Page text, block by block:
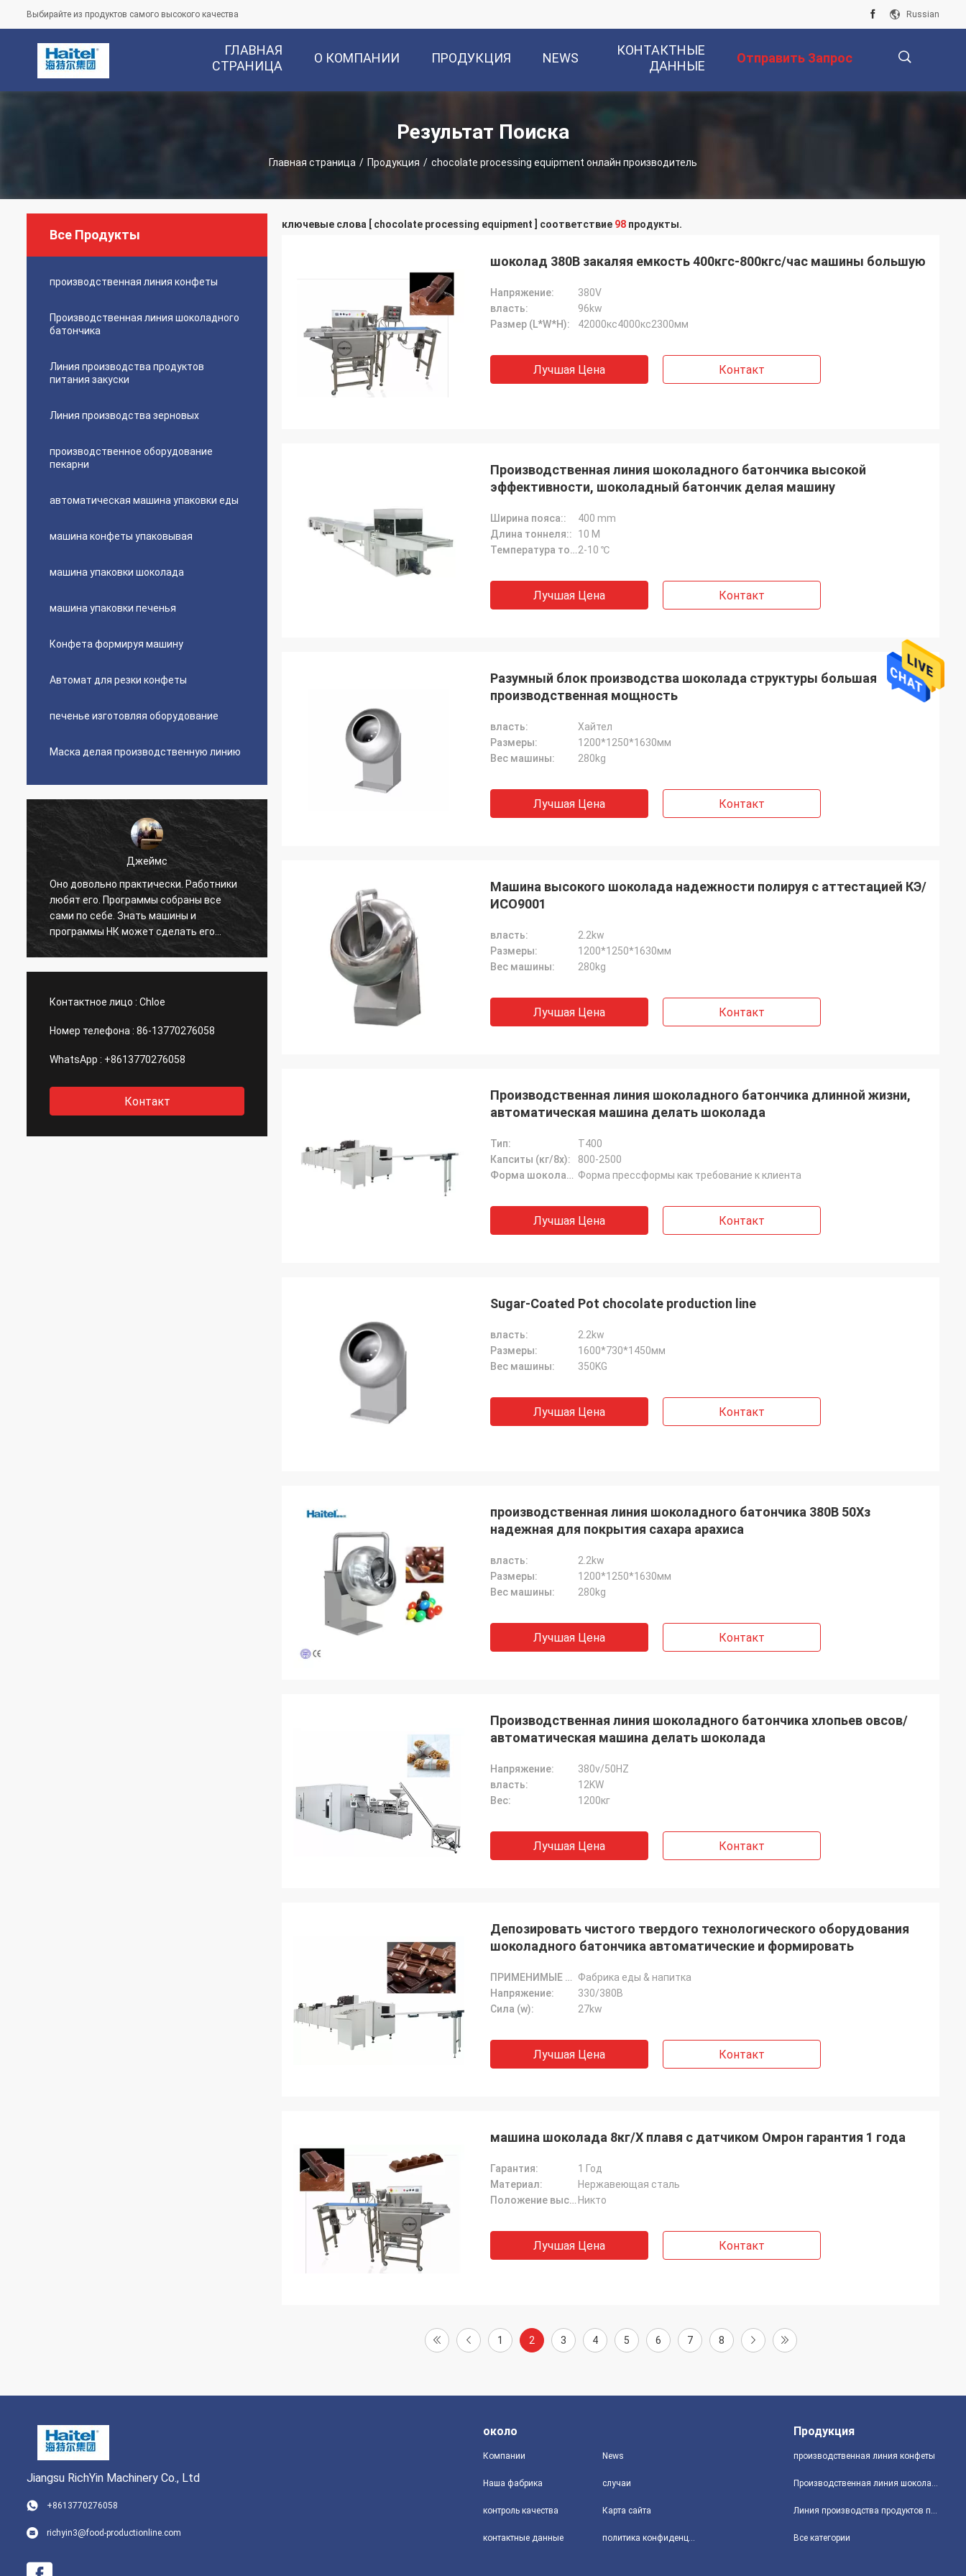
Выбирайте из продуктов самого высокого качества Russian
ГЛАВНАЯ
СТРАНИЦА
О КОМПАНИИ ПРОДУКЦИЯ NEWS
КОНТАКТНЫЕ
ДАННЫЕ
Отправить Запрос
Результат Поиска
Главная страница / Продукция / chocolate processing equipment онлайн производитель
Все Продукты
производственная линия конфеты
Производственная линия шоколадного
батончика
Линия производства продуктов
питания закуски
Линия производства зерновых
производственное оборудование
пекарни
автоматическая машина упаковки еды
машина конфеты упаковывая
машина упаковки шоколада
машина упаковки печенья
Конфета формируя машину
Автомат для резки конфеты
печенье изготовляя оборудование
Маска делая производственную линию
Джеймс
Оно довольно практически. Работники
любят его. Программы собраны все
сами по себе. Знать машины и
программы НК может сделать его
станцевать. Я не удобен со всеми
реальный, снабжение также очень
быстро, выбирает много машины, видит
это, очень удовлетворенный,
упаковывающ очень трудно, строго,
поставщики отправлено видео, поручая
инженеры расположения также очень
быстры, медицинско осмотры и
описания поставщика
взаимнооднозначного, очень
Машинное оборудование очень
хорошая, одногодичная гарантия,
хорошего качества.
Контактное лицо : Chloe
Номер телефона : 86-13770276058
WhatsApp : +8613770276058
Контакт
ключевые слова [ chocolate processing equipment ] соответствие 98 продукты.
шоколад 380В закаляя емкость 400кгс-800кгс/час машины большую
Напряжение:
380V
власть:
96kw
Размер (L*W*H):
42000кс4000кс2300мм
Лучшая Цена Контакт
Производственная линия шоколадного батончика высокой
эффективности, шоколадный батончик делая машину
Ширина пояса::
400 mm
Длина тоннеля::
10 М
Температура тоннеля:2-10 ℃
Лучшая Цена Контакт
Разумный блок производства шоколада структуры большая
производственная мощность
власть:
Хайтел
Размеры:
1200*1250*1630мм
Вес машины:
280kg
Лучшая Цена Контакт
Машина высокого шоколада надежности полируя с аттестацией КЭ/
ИСО9001
власть:
2.2kw
Размеры:
1200*1250*1630мм
Вес машины:
280kg
Лучшая Цена Контакт
Производственная линия шоколадного батончика длинной жизни,
автоматическая машина делать шоколада
Тип:
T400
Капситы (кг/8х):
800-2500
Форма шоколада: Форма прессформы как требование к клиента
Лучшая Цена Контакт
Sugar-Coated Pot chocolate production line
власть:
2.2kw
Размеры:
1600*730*1450мм
Вес машины:
350KG
Лучшая Цена Контакт
производственная линия шоколадного батончика 380В 50Хз
надежная для покрытия сахара арахиса
власть:
2.2kw
Размеры:
1200*1250*1630мм
Вес машины:
280kg
Лучшая Цена Контакт
Производственная линия шоколадного батончика хлопьев овсов/
автоматическая машина делать шоколада
Напряжение:
380v/50HZ
власть:
12KW
Вес:
1200кг
Лучшая Цена Контакт
Депозировать чистого твердого технологического оборудования
шоколадного батончика автоматические и формировать
ПРИМЕНИМЫЕ ИНДУСТРИИ:
Фабрика еды & напитка
Напряжение:
330/380В
Сила (w):
27kw
Лучшая Цена Контакт
машина шоколада 8кг/Х плавя с датчиком Омрон гарантия 1 года
Гарантия:
1 Год
Материал:
Нержавеющая сталь
Положение выставочного зала: Никто
Лучшая Цена Контакт
1 2 3 4 5 6 7 8
Jiangsu RichYin Machinery Co., Ltd
+8613770276058
richyin3@food-productionline.com
около
Компании
Наша фабрика
контроль качества
контактные данные
News
случаи
Карта сайта
политика конфиденциальности
Продукция
производственная линия конфеты
Производственная линия шоколадного батончика
Линия производства продуктов питания закуски
Все категории